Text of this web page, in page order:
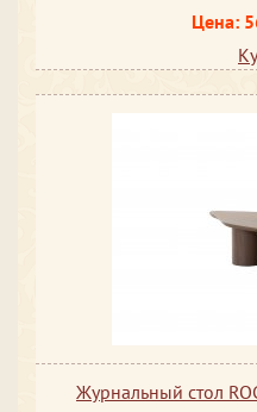
Цена:
Журнальный стол